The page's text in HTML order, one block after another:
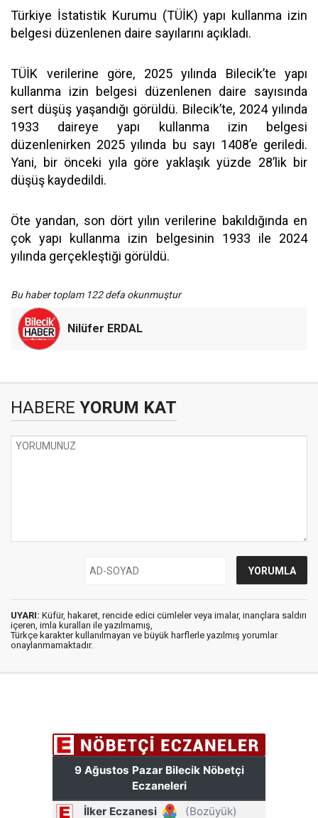
Türkiye İstatistik Kurumu (TÜİK) yapı kullanma izin
belgesi düzenlenen daire sayılarını açıkladı.
TÜİK verilerine göre, 2025 yılında Bilecik’te yapı
kullanma izin belgesi düzenlenen daire sayısında
sert düşüş yaşandığı görüldü. Bilecik’te, 2024 yılında
1933 daireye yapı kullanma izin belgesi
düzenlenirken 2025 yılında bu sayı 1408’e geriledi.
Yani, bir önceki yıla göre yaklaşık yüzde 28’lik bir
düşüş kaydedildi.
Öte yandan, son dört yılın verilerine bakıldığında en
çok yapı kullanma izin belgesinin 1933 ile 2024
yılında gerçekleştiği görüldü.
Bu haber toplam 122 defa okunmuştur
Nilüfer ERDAL
HABERE YORUM KAT
UYARI: Küfür, hakaret, rencide edici cümleler veya imalar, inançlara saldırı
içeren, imla kuralları ile yazılmamış,
Türkçe karakter kullanılmayan ve büyük harflerle yazılmış yorumlar
onaylanmamaktadır.